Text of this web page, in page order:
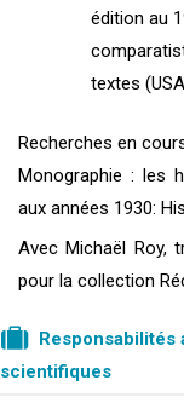
édition au
textes
Recherches en
Monographie : les
aux années 1930:
Avec Michaël Roy,
pour la collection
Responsabilités
scientifiques